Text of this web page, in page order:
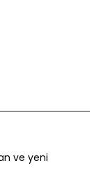
ve yeni